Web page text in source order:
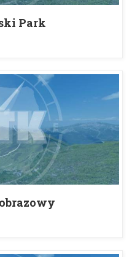
Park